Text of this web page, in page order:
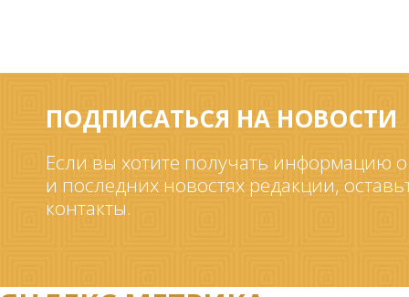
ПОДПИСАТЬСЯ НА НОВОСТИ
Если вы хотите получать информацию
и последних новостях редакции,
контакты.